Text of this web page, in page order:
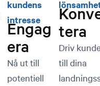
kundens
intresse
Engag
era
Nå ut till
potentiell
tera
Driv
till dina